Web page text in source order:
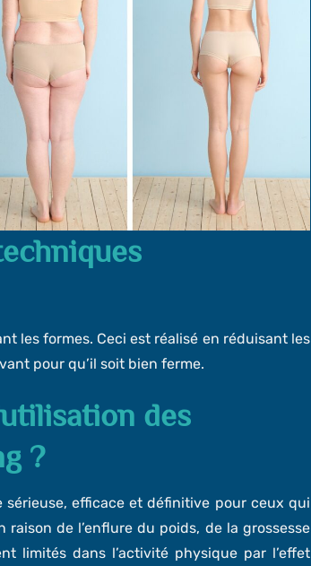
les formes. Ceci est réalisé en réduisant les
pour qu’il soit bien ferme.
des
?
efficace et définitive pour ceux qui
de l’enflure du poids, de la grossesse
limités dans l’activité physique par l’effet